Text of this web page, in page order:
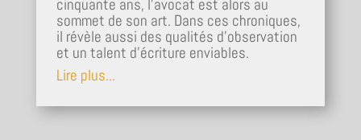
cinquante ans, l’avocat est alors au
sommet de son art. Dans ces chroniques,
il révèle aussi des qualités d’observation
et un talent d’écriture enviables.
Lire plus...